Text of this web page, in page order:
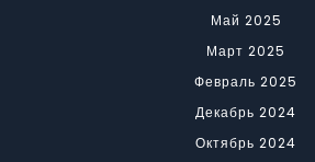
Май 2025
Март 2025
Февраль 2025
Декабрь 2024
Октябрь 2024